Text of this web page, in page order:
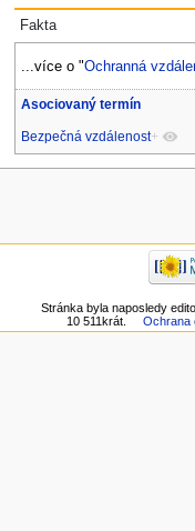
Fakta
...více o "Ochranná
Asociovaný termín
Bezpečná vzdálenost+
Stránka byla naposledy
10 511krát.
Ochrana